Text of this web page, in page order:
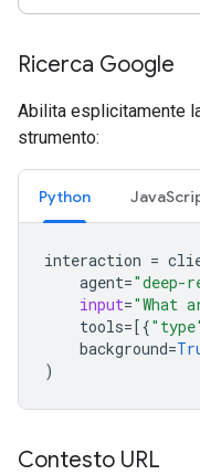
Ricerca Google
Abilita esplicitamente
strumento:
Python
interaction =
agent="deep-
input="What
tools=[{
background=
)
Contesto URL